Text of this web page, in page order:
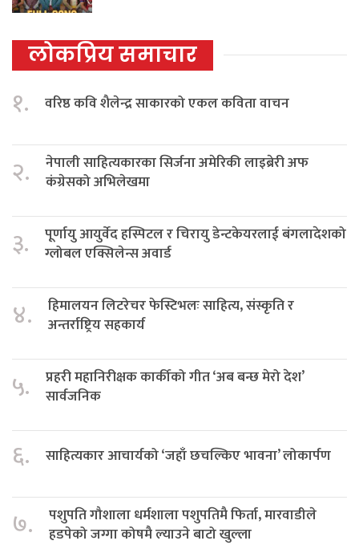
लोकप्रिय समाचार
१. वरिष्ठ कवि शैलेन्द्र साकारको एकल कविता वाचन
२.
नेपाली साहित्यकारका सिर्जना अमेरिकी लाइब्रेरी अफ
कंग्रेसको अभिलेखमा
३.
पूर्णायु आयुर्वेद हस्पिटल र चिरायु डेन्टकेयरलाई बंगलादेशको
ग्लोबल एक्सिलेन्स अवार्ड
४.
हिमालयन लिटरेचर फेस्टिभलः साहित्य, संस्कृति र
अन्तर्राष्ट्रिय सहकार्य
५.
प्रहरी महानिरीक्षक कार्कीको गीत ‘अब बन्छ मेरो देश’
सार्वजनिक
६. साहित्यकार आचार्यको ‘जहाँ छचल्किए भावना’ लोकार्पण
७.
पशुपति गौशाला धर्मशाला पशुपतिमै फिर्ता, मारवाडीले
हडपेको जग्गा कोषमै ल्याउने बाटो खुल्ला